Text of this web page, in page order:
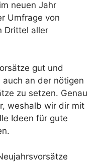
neuen Jahr
Umfrage von
Drittel aller
gut und
an der nötigen
zu setzen. Genau
weshalb wir dir mit
Ideen für gute